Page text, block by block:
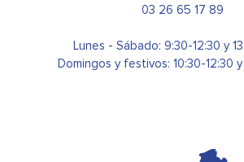
03 26 65 17 89
Lunes - Sábado: 9:30-12:30 y
Domingos y festivos: 10:30-12:30